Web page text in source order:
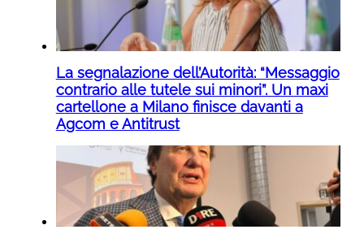
La segnalazione dell’Autorità: “Messaggio
contrario alle tutele sui minori”. Un maxi
cartellone a Milano finisce davanti a
Agcom e Antitrust